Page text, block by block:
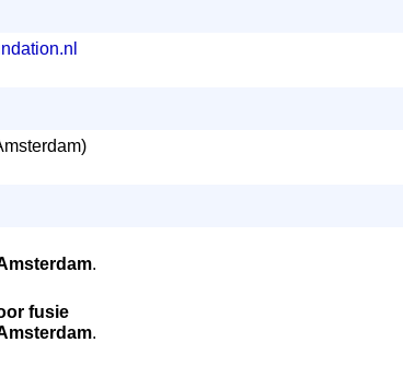
.
fusie
.